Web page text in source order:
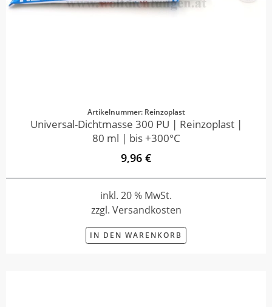
Artikelnummer: Reinzoplast
Universal-Dichtmasse 300 PU | Reinzoplast |
80 ml | bis +300°C
9,96 €
inkl. 20 % MwSt.
zzgl. Versandkosten
IN DEN WARENKORB